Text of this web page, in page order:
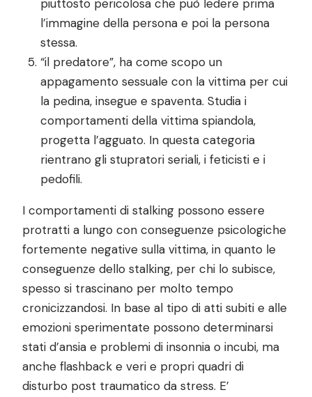
piuttosto pericolosa che può ledere prima
l’immagine della persona e poi la persona
stessa.
“il predatore”, ha come scopo un
appagamento sessuale con la vittima per cui
la pedina, insegue e spaventa. Studia i
comportamenti della vittima spiandola,
progetta l’agguato. In questa categoria
rientrano gli stupratori seriali, i feticisti e i
pedofili.
I comportamenti di stalking possono essere
protratti a lungo con conseguenze psicologiche
fortemente negative sulla vittima, in quanto le
conseguenze dello stalking, per chi lo subisce,
spesso si trascinano per molto tempo
cronicizzandosi. In base al tipo di atti subiti e alle
emozioni sperimentate possono determinarsi
stati d’ansia e problemi di insonnia o incubi, ma
anche flashback e veri e propri quadri di
disturbo post traumatico da stress. E’